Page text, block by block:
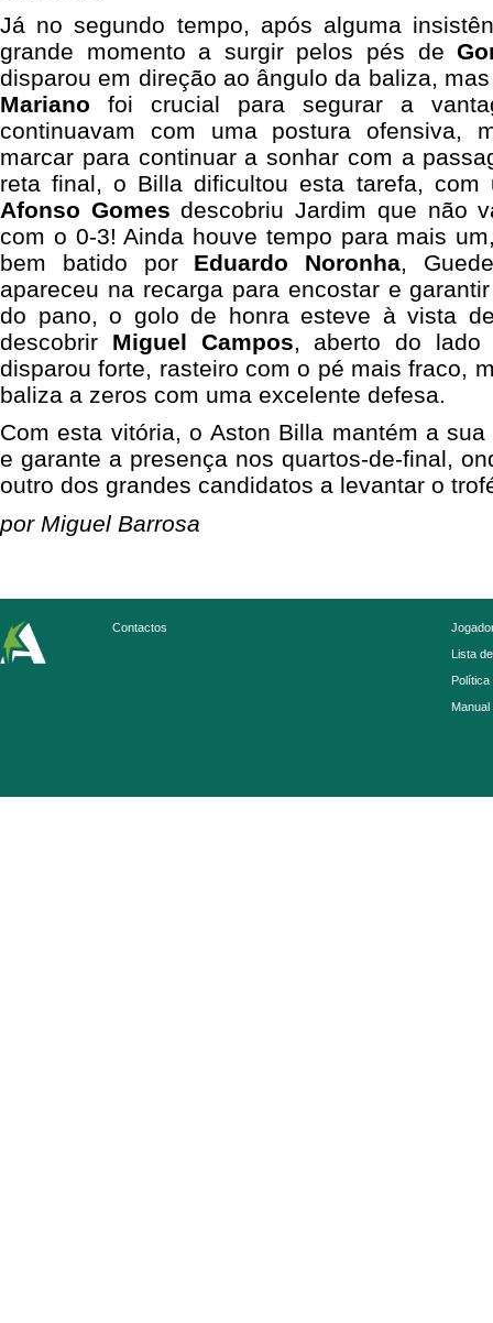
Já no segundo tempo, após alguma
grande momento a surgir pelos pés de
disparou em direção ao ângulo da baliza,
Mariano foi crucial para segurar a
continuavam com uma postura ofensiva,
marcar para continuar a sonhar com a
reta final, o Billa dificultou esta tarefa, com
Afonso Gomes descobriu Jardim que não
com o 0-3! Ainda houve tempo para mais
bem batido por Eduardo Noronha,
apareceu na recarga para encostar e
do pano, o golo de honra esteve à vista
descobrir Miguel Campos, aberto do lado
disparou forte, rasteiro com o pé mais fraco,
baliza a zeros com uma excelente defesa.
Com esta vitória, o Aston Billa mantém a
e garante a presença nos quartos-de-final,
outro dos grandes candidatos a levantar o
por Miguel Barrosa
Contactos
Lista
Política